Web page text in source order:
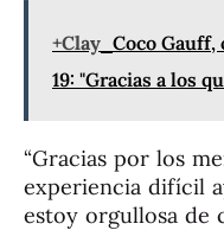
+Clay Coco Gauff,
19: "Gracias a los
“Gracias por los
experiencia difícil
estoy orgullosa de